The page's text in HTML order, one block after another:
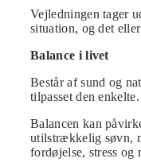
Vejledningen tager
situation, og det
Balance i livet
Består af sund og
tilpasset den enkelte.
Balancen kan
utilstrækkelig søvn,
fordøjelse, stress og